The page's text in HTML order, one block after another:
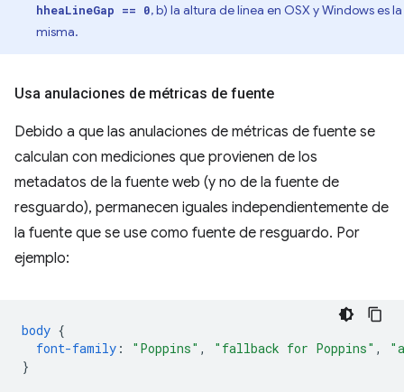
hheaLineGap == 0, b) la altura de línea en OSX y Windows es la
misma.
Usa anulaciones de métricas de fuente
Debido a que las anulaciones de métricas de fuente se
calculan con mediciones que provienen de los
metadatos de la fuente web (y no de la fuente de
resguardo), permanecen iguales independientemente de
la fuente que se use como fuente de resguardo. Por
ejemplo:
body {
font-family : "Poppins" , "fallback for Poppins" ,
}